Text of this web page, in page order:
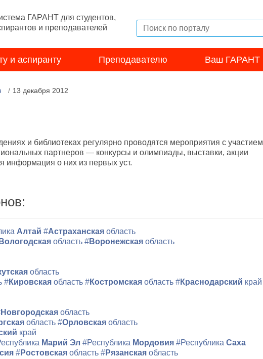
ГАРАНТ для студентов,
и преподавателей
и аспиранту Преподавателю Ваш ГАРАНТ
13 декабря 2012
и библиотеках регулярно проводятся мероприятия с участием
партнеров — конкурсы и олимпиады, выставки, акции
информация о них из первых уст.
Алтай #Астраханская область
Вологодская область #Воронежская область
область
#Кировская область #Костромская область #Краснодарский край
Новгородская область
область #Орловская область
край
Марий Эл #Республика Мордовия #Республика Саха
#Ростовская область #Рязанская область